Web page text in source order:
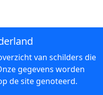
van schilders die
gegevens worden
de site genoteerd.